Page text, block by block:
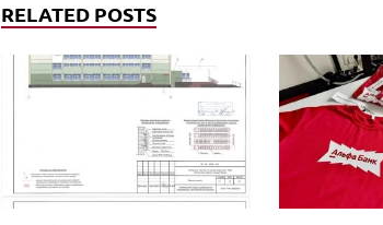
RELATED POSTS